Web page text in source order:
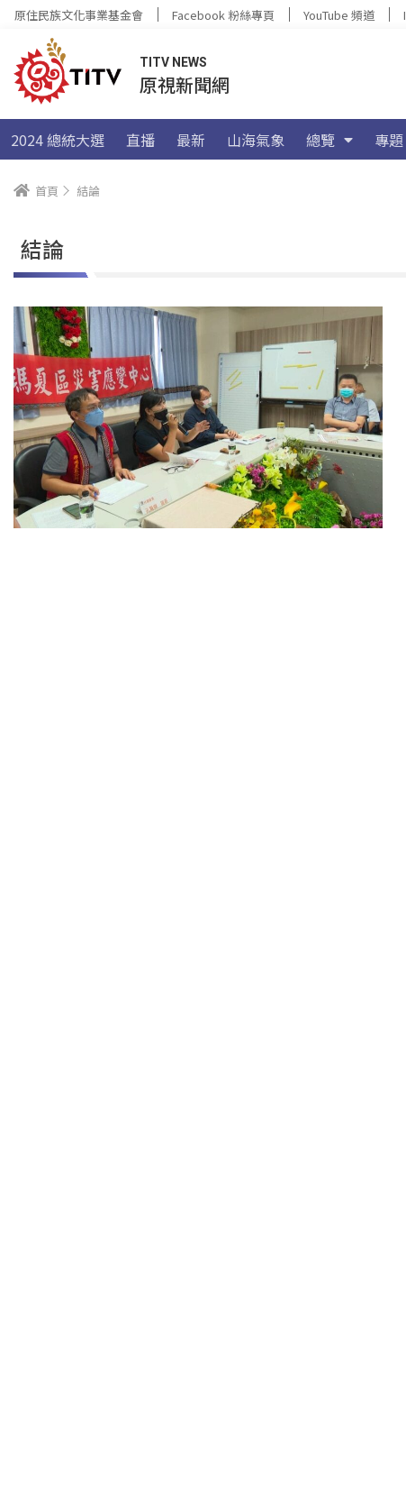
原住民族文化事業基金會 Facebook 粉絲專頁 YouTube 頻道
TITV NEWS
原視新聞網
2024 總統大選 直播 最新 山海氣象 總覽 專題
首頁 結論
結論